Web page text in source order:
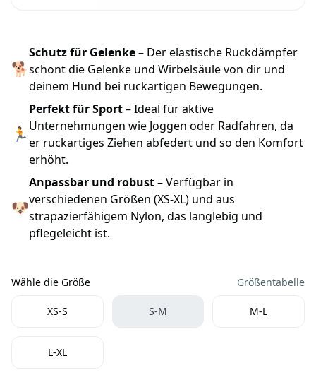
🐕
Schutz für Gelenke– Der elastische Ruckdämpfer
schont die Gelenke und Wirbelsäule von dir und
deinem Hund bei ruckartigen Bewegungen.
🏃
Perfekt für Sport– Ideal für aktive
Unternehmungen wie Joggen oder Radfahren, da
er ruckartiges Ziehen abfedert und so den Komfort
erhöht.
🐶
Anpassbar und robust– Verfügbar in
verschiedenen Größen (XS-XL) und aus
strapazierfähigem Nylon, das langlebig und
pflegeleicht ist.
Wähle die Größe Größentabelle
XS-S S-M M-L
L-XL